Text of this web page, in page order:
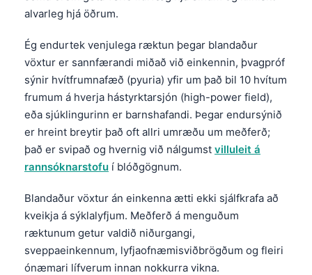
alvarleg hjá öðrum.
Ég endurtek venjulega ræktun þegar blandaður
vöxtur er sannfærandi miðað við einkennin, þvagpróf
sýnir hvítfrumnafæð (pyuria) yfir um það bil 10 hvítum
frumum á hverja hástyrktarsjón (high-power field),
eða sjúklingurinn er barnshafandi. Þegar endursýnið
er hreint breytir það oft allri umræðu um meðferð;
það er svipað og hvernig við nálgumst villuleit á
rannsóknarstofu í blóðgögnum.
Blandaður vöxtur án einkenna ætti ekki sjálfkrafa að
kveikja á sýklalyfjum. Meðferð á menguðum
ræktunum getur valdið niðurgangi,
sveppaeinkennum, lyfjaofnæmisviðbrögðum og fleiri
ónæmari lífverum innan nokkurra vikna.
සිංහල
অসমীয়া
Galego
Latviešu valoda
Македонски јазик
Euskara
Gàidhlig
Occitan
العربية المغربية
Afrikaans
ພາສາລາວ